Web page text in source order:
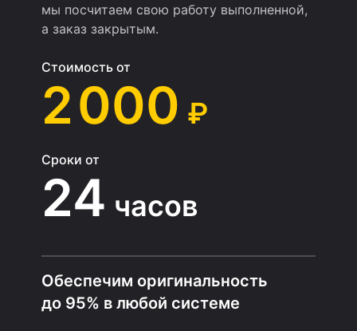
мы посчитаем свою работу выполненной,
а заказ закрытым.
Стоимость от
2 000 ₽
Сроки от
24 часов
Обеспечим оригинальность
до 95% в любой системе